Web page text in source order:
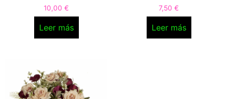
10,00 €
Leer más
7,50 €
Leer más